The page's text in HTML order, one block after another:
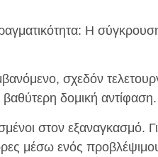
Η
σχεδόν
δομική αντίφαση.
στον
μέσω ενός